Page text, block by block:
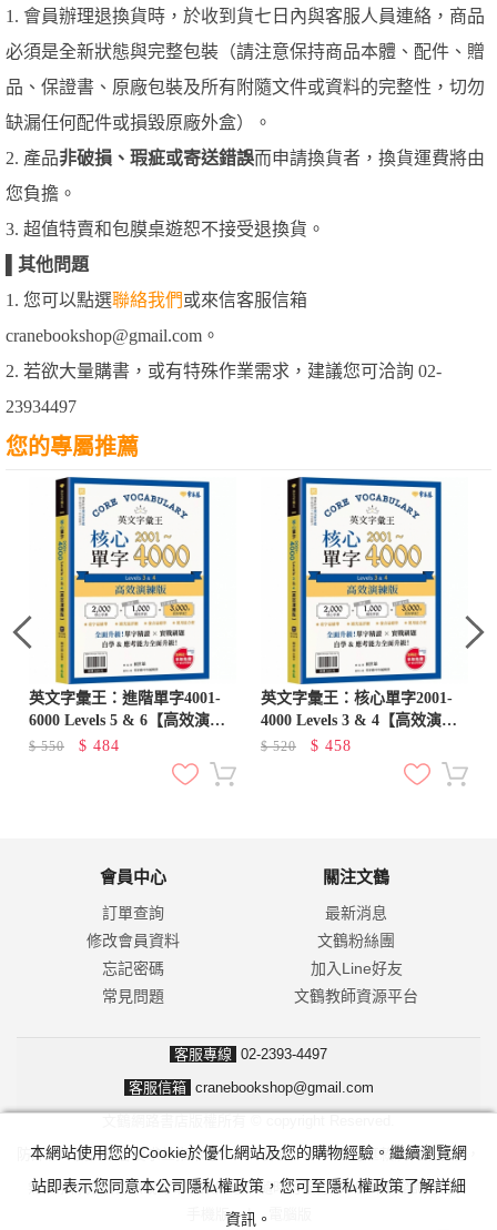
1. 會員辦理退換貨時，於收到貨七日內與客服人員連絡，商品
必須是全新狀態與完整包裝（請注意保持商品本體、配件、贈
品、保證書、原廠包裝及所有附隨文件或資料的完整性，切勿
缺漏任何配件或損毀原廠外盒）。
2. 產品非破損、瑕疵或寄送錯誤而申請換貨者，換貨運費將由
您負擔。
3. 超值特賣和包膜桌遊恕不接受退換貨。
其他問題
1. 您可以點選聯絡我們或來信客服信箱
cranebookshop@gmail.com。
2. 若欲大量購書，或有特殊作業需求，建議您可洽詢 02-
23934497
您的專屬推薦
英文字彙王：進階單字4001-
6000 Levels 5 & 6【高效演練
版】(附試題本，加碼送半年免
$550 $ 484
英文字彙王：核心單字2001-
4000 Levels 3 & 4【高效演練
版】(附試題本，加碼送半年免
$520 $ 458
會員中心
訂單查詢
修改會員資料
忘記密碼
常見問題
關注文鶴
最新消息
文鶴粉絲團
加入Line好友
文鶴教師資源平台
客服專線 02-2393-4497
客服信箱 cranebookshop@gmail.com
防詐騙！我們不會要求並指示您至ATM操作。ATM只有匯款及轉帳功能，
無法解除分期付款或訂單錯誤問題。隨時可撥打165反詐騙諮詢專線。
手機版 |
本網站使用您的Cookie於優化網站及您的購物經驗。繼續瀏覽網
站即表示您同意本公司隱私權政策，您可至隱私權政策了解詳細
資訊。